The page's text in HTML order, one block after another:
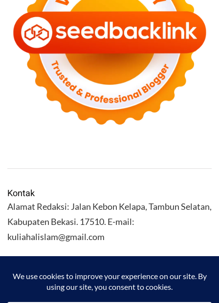
Kontak
Alamat Redaksi: Jalan Kebon Kelapa, Tambun Selatan,
Kabupaten Bekasi. 17510. E-mail:
kuliahalislam@gmail.com